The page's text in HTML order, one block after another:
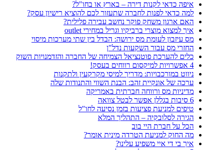
איפה כדאי לקנות דירה – בארץ או בחו"ל?
למה כדאי לפנות לחברה שתעזור לכם להוציא רישיון עסק?
האם ארגון משחק פוקר נחשב עבירה פלילית?
איך למצוא מוצרי ברביקיו וגריל במחירי outlet
מס עיזבון לעומת מס ירושה: הבדל בין שתי מערכות מיסוי
החזרי מס עבור השקעות נדל"ן
כלים להערכת פוטנציאל הצמיחה של החברה והזדמנויות השוק
4 אפשרויות למיקסום רווחים בעסק!
ניווט במורכבויות: מדריך למיסי מקרקעין ולתקנות
ערכה של אונקיית זהב: הבנת השווי והתנודות שלה
מדיניות מס ורווחה חברתית באמריקה
6 סיבות בגללן אפשר לבטל צוואה
טיפים למניעת פציעות בזמן נסיעה לחו"ל
הגירה לסלובקיה – התהליך המלא
הכל על חברת היי בוב
מה החוק למניעת הטרדה מינית אומר?
איך בי די איי משפיע עלינו?